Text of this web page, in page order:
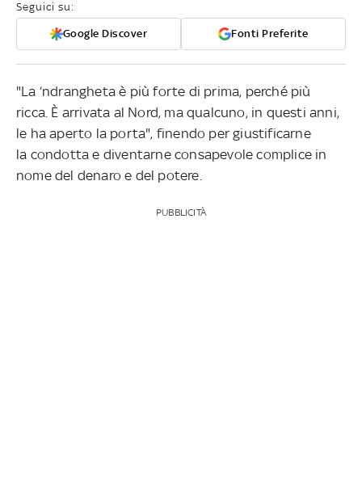
Seguici su:
Google Discover Fonti Preferite
"La ‘ndrangheta è più forte di prima, perché più
ricca. È arrivata al Nord, ma qualcuno, in questi anni,
le ha aperto la porta", finendo per giustificarne
la condotta e diventarne consapevole complice in
nome del denaro e del potere.
PUBBLICITÀ